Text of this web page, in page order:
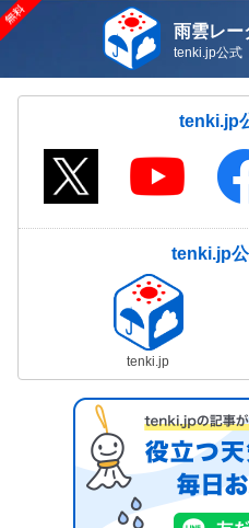
雨雲レー
tenki.jp公式
tenki.jp
tenki.jp
tenki.jp